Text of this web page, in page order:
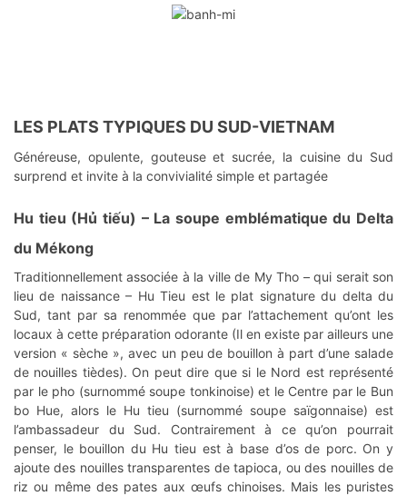
LES PLATS TYPIQUES DU SUD-VIETNAM
Généreuse, opulente, gouteuse et sucrée, la cuisine du Sud
surprend et invite à la convivialité simple et partagée
Hu tieu (Hủ tiếu) – La soupe emblématique du Delta
du Mékong
Traditionnellement associée à la ville de My Tho – qui serait son
lieu de naissance – Hu Tieu est le plat signature du delta du
Sud, tant par sa renommée que par l’attachement qu’ont les
locaux à cette préparation odorante (Il en existe par ailleurs une
version « sèche », avec un peu de bouillon à part d’une salade
de nouilles tièdes). On peut dire que si le Nord est représenté
par le pho (surnommé soupe tonkinoise) et le Centre par le Bun
bo Hue, alors le Hu tieu (surnommé soupe saïgonnaise) est
l’ambassadeur du Sud. Contrairement à ce qu’on pourrait
penser, le bouillon du Hu tieu est à base d’os de porc. On y
ajoute des nouilles transparentes de tapioca, ou des nouilles de
riz ou même des pates aux œufs chinoises. Mais les puristes